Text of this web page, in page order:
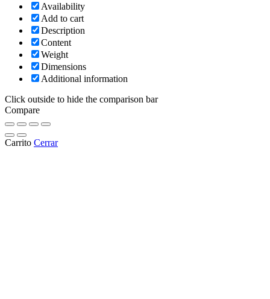
Availability
Add to cart
Description
Content
Weight
Dimensions
Additional information
Click outside to hide the comparison bar
Compare
Carrito Cerrar